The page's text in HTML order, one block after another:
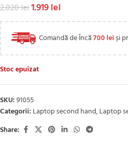
2.020lei1.919lei
Comandă de Încă700 leiși
Stoc epuizat
SKU:91055
Categorii: Laptop second hand,Laptop
Share: